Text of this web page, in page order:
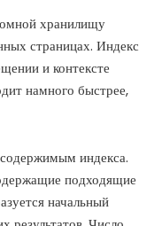
хранилищу
страницах. Индекс
и контексте
намного быстрее,
индекса.
подходящие
начальный